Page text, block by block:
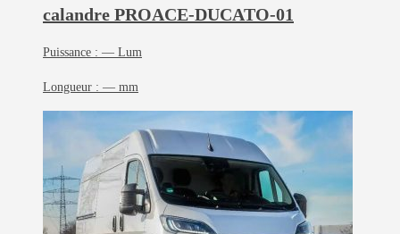
calandre PROACE-DUCATO-01
Puissance : — Lum
Longueur : — mm